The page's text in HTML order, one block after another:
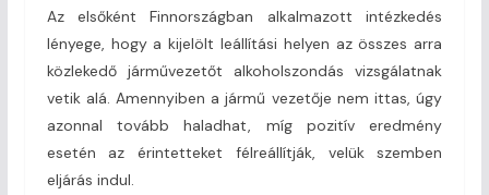
Az elsőként Finnországban alkalmazott intézkedés
lényege, hogy a kijelölt leállítási helyen az összes arra
közlekedő járművezetőt alkoholszondás vizsgálatnak
vetik alá. Amennyiben a jármű vezetője nem ittas, úgy
azonnal tovább haladhat, míg pozitív eredmény
esetén az érintetteket félreállítják, velük szemben
eljárás indul.